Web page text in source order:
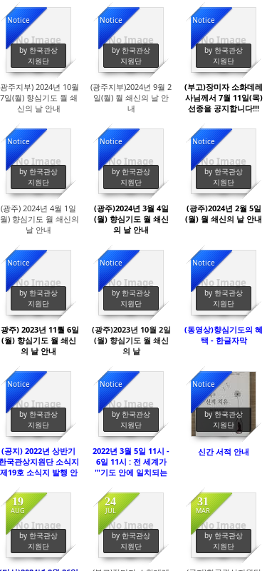
: 성령의 열매와 은사)
No Image
Notice
by 한국관상
지원단
3280
주지부) 2024년 10월
7일(월) 향심기도 월 쇄
신의 날 안내
No Image
Notice
by 한국관상
지원단
3155
(광주지부)2024년 9월 2
일(월) 월 쇄신의 날 안
내
No Image
Notice
by 한국관상
지원단
3111
(부고)장미자 소화데레
사님께서 7월 11일(목)
선종을 공지합니다!!!
No Image
Notice
by 한국관상
지원단
4032
(광주) 2024년 4월 1일
) 향심기도 월 쇄신의
날 안내
No Image
Notice
by 한국관상
지원단
3973
(광주)2024년 3월 4일
(월) 향심기도 월 쇄신
의 날 안내
No Image
Notice
by 한국관상
지원단
3899
(광주)2024년 2월 5일
(월) 월 쇄신의 날 안내
No Image
Notice
by 한국관상
지원단
3922
주) 2023년 11뤌 6일
(월) 향심기도 월 쇄신
의 날 안내
No Image
Notice
by 한국관상
지원단
4004
(광주)2023년 10월 2일
(월) 향심기도 월 쇄신
의 날
No Image
Notice
by 한국관상
지원단
4170
(동영상)향심기도의 혜
택 - 한글자막
No Image
Notice
by 한국관상
지원단
4406
(공지) 2022년 상반기
국관상지원단 소식지
제19호 소식지 발행 안
No Image
Notice
by 한국관상
지원단
4091
2022년 3월 5일 11시 -
6일 11시 : 전 세계가
"'기도 안에 일치되는
석 : 3월 5일 오후 2시
55분 - 3시; 55분) 참석
Notice
by 한국관상
지원단
4465
신간 서적 안내
No Image
19
AUG
by 한국관상
지원단
498 No Image
24
JUL
by 한국관상
지원단
361 No Image
31
MAR
by 한국관상
지원단
441